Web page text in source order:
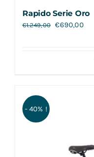
Rapido Serie Oro
€1.249,00 €690,00
- 40% !